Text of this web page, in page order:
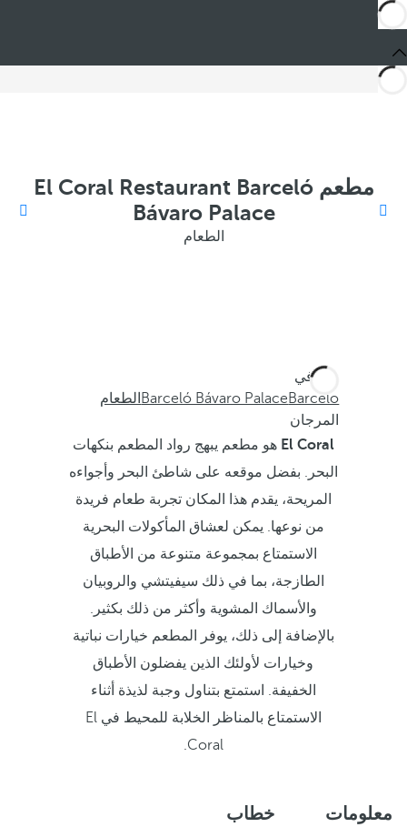
مطعم El Coral Restaurant Barceló
Bávaro Palace
الطعام
أنت في
Barceló
Barceló Bávaro Palace الطعام
المرجان
El Coral هو مطعم يبهج رواد المطعم بنكهات
البحر. بفضل موقعه على شاطئ البحر وأجواءه
المريحة، يقدم هذا المكان تجربة طعام فريدة
من نوعها. يمكن لعشاق المأكولات البحرية
الاستمتاع بمجموعة متنوعة من الأطباق
الطازجة، بما في ذلك سيفيتشي والروبيان
والأسماك المشوية وأكثر من ذلك بكثير.
بالإضافة إلى ذلك، يوفر المطعم خيارات نباتية
وخيارات لأولئك الذين يفضلون الأطباق
الخفيفة. استمتع بتناول وجبة لذيذة أثناء
الاستمتاع بالمناظر الخلابة للمحيط في El
Coral.
معلومات خطاب